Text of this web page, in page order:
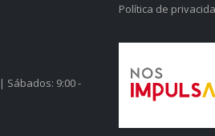
Sábados: 9:00 -
Política de